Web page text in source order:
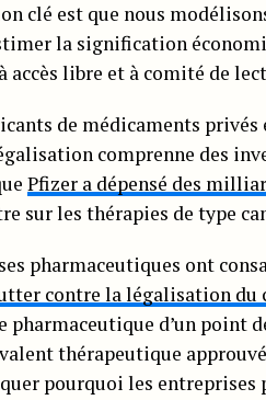
clé est que nous
la signification
accès libre et à comité de
de médicaments
comprenne des
Pfizer a dépensé des
sur les thérapies de type
pharmaceutiques ont
contre la légalisation du
pharmaceutique d’un point
thérapeutique
pourquoi les entreprises